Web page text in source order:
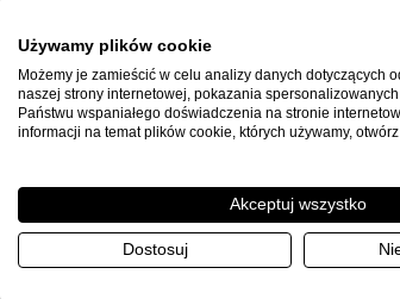
Ivory
Atlas Concorde Boost Stone
Cream 120x278x0,6 Płytka
Gresowa Matowa
Używamy plików cookie
Możemy je zamieścić w celu analizy danych dotyczących
naszej strony internetowej, pokazania
Państwu wspaniałego doświadczenia na stronie
informacji na temat plików cookie, których używamy,
Akceptuj wszystko
Dostosuj